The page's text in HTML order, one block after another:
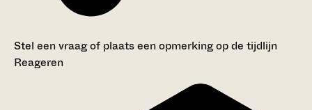
Stel een vraag of plaats een opmerking op de tijdlijn
Reageren